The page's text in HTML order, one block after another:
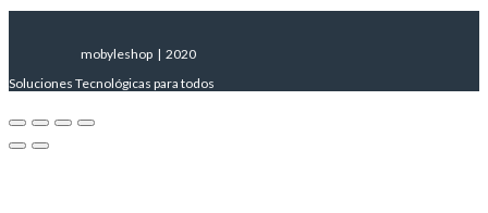
mobyleshop | 2020
Soluciones Tecnológicas para todos